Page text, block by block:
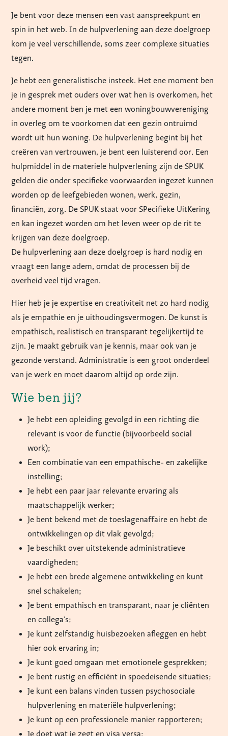
Je bent voor deze mensen een vast aanspreekpunt en
spin in het web. In de hulpverlening aan deze doelgroep
kom je veel verschillende, soms zeer complexe situaties
tegen.
Je hebt een generalistische insteek. Het ene moment ben
je in gesprek met ouders over wat hen is overkomen, het
andere moment ben je met een woningbouwvereniging
in overleg om te voorkomen dat een gezin ontruimd
wordt uit hun woning. De hulpverlening begint bij het
creëren van vertrouwen, je bent een luisterend oor. Een
hulpmiddel in de materiele hulpverlening zijn de SPUK
gelden die onder specifieke voorwaarden ingezet kunnen
worden op de leefgebieden wonen, werk, gezin,
financiën, zorg. De SPUK staat voor SPecifieke UitKering
en kan ingezet worden om het leven weer op de rit te
krijgen van deze doelgroep.
De hulpverlening aan deze doelgroep is hard nodig en
vraagt een lange adem, omdat de processen bij de
overheid veel tijd vragen.
Hier heb je je expertise en creativiteit net zo hard nodig
als je empathie en je uithoudingsvermogen. De kunst is
empathisch, realistisch en transparant tegelijkertijd te
zijn. Je maakt gebruik van je kennis, maar ook van je
gezonde verstand. Administratie is een groot onderdeel
van je werk en moet daarom altijd op orde zijn.
Wie ben jij?
Je hebt een opleiding gevolgd in een richting die
relevant is voor de functie (bijvoorbeeld social
work);
Een combinatie van een empathische- en zakelijke
instelling;
Je hebt een paar jaar relevante ervaring als
maatschappelijk werker;
Je bent bekend met de toeslagenaffaire en hebt de
ontwikkelingen op dit vlak gevolgd;
Je beschikt over uitstekende administratieve
vaardigheden;
Je hebt een brede algemene ontwikkeling en kunt
snel schakelen;
Je bent empathisch en transparant, naar je cliënten
en collega’s;
Je kunt zelfstandig huisbezoeken afleggen en hebt
hier ook ervaring in;
Je kunt goed omgaan met emotionele gesprekken;
Je bent rustig en efficiënt in spoedeisende situaties;
Je kunt een balans vinden tussen psychosociale
hulpverlening en materiële hulpverlening;
Je kunt op een professionele manier rapporteren;
Je doet wat je zegt en visa versa;